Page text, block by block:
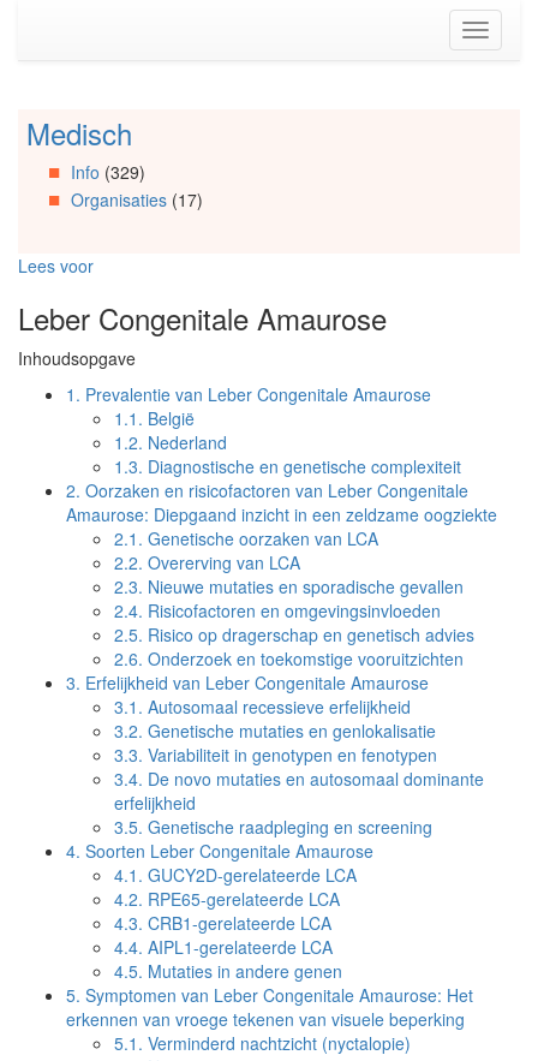
(Accesskey
Toggle
Spring
Artikels
Spring
Spring
Organisaties
Spring
naar
Social
Medisch
Info (329)
Organisaties(17)
Lees voor
Leber Congenitale Amaurose
Inhoudsopgave
1. Prevalentie van Leber Congenitale Amaurose
1.1. België
1.2. Nederland
1.3. Diagnostische en genetische complexiteit
2. Oorzaken en risicofactoren van Leber Congenitale
Amaurose: Diepgaand inzicht in een zeldzame oogziekte
2.1. Genetische oorzaken van LCA
2.2. Overerving van LCA
2.3. Nieuwe mutaties en sporadische gevallen
2.4. Risicofactoren en omgevingsinvloeden
2.5. Risico op dragerschap en genetisch advies
2.6. Onderzoek en toekomstige vooruitzichten
3. Erfelijkheid van Leber Congenitale Amaurose
3.1. Autosomaal recessieve erfelijkheid
3.2. Genetische mutaties en genlokalisatie
3.3. Variabiliteit in genotypen en fenotypen
3.4. De novo mutaties en autosomaal dominante
erfelijkheid
3.5. Genetische raadpleging en screening
4. Soorten Leber Congenitale Amaurose
4.1. GUCY2D-gerelateerde LCA
4.2. RPE65-gerelateerde LCA
4.3. CRB1-gerelateerde LCA
4.4. AIPL1-gerelateerde LCA
4.5. Mutaties in andere genen
5. Symptomen van Leber Congenitale Amaurose: Het
erkennen van vroege tekenen van visuele beperking
5.1. Verminderd nachtzicht (nyctalopie)